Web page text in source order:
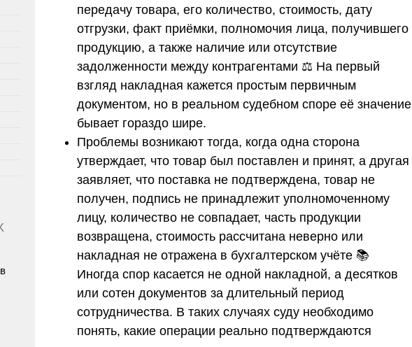
передачу товара, его количество, стоимость, дату
отгрузки, факт приёмки, полномочия лица, получившего
продукцию, а также наличие или отсутствие
задолженности между контрагентами ⚖️ На первый
взгляд накладная кажется простым первичным
документом, но в реальном судебном споре её значение
бывает гораздо шире.
Проблемы возникают тогда, когда одна сторона
утверждает, что товар был поставлен и принят, а другая
заявляет, что поставка не подтверждена, товар не
получен, подпись не принадлежит уполномоченному
лицу, количество не совпадает, часть продукции
возвращена, стоимость рассчитана неверно или
накладная не отражена в бухгалтерском учёте 📚
Иногда спор касается не одной накладной, а десятков
или сотен документов за длительный период
сотрудничества. В таких случаях суду необходимо
понять, какие операции реально подтверждаются